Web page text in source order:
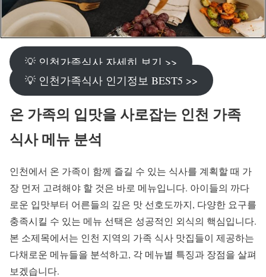
💡 인천가족식사 자세히 보기 >>
💡 인천가족식사 인기정보 BEST5 >>
온 가족의 입맛을 사로잡는 인천 가족
식사 메뉴 분석
인천에서 온 가족이 함께 즐길 수 있는 식사를 계획할 때 가
장 먼저 고려해야 할 것은 바로 메뉴입니다. 아이들의 까다
로운 입맛부터 어른들의 깊은 맛 선호도까지, 다양한 요구를
충족시킬 수 있는 메뉴 선택은 성공적인 외식의 핵심입니다.
본 소제목에서는 인천 지역의 가족 식사 맛집들이 제공하는
다채로운 메뉴들을 분석하고, 각 메뉴별 특징과 장점을 살펴
보겠습니다.